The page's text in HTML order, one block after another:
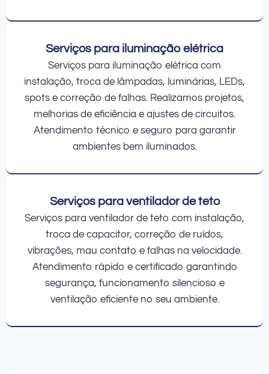
Serviços para iluminação elétrica
Serviços para iluminação elétrica com
instalação, troca de lâmpadas, luminárias, LEDs,
spots e correção de falhas. Realizamos projetos,
melhorias de eficiência e ajustes de circuitos.
Atendimento técnico e seguro para garantir
ambientes bem iluminados.
Serviços para ventilador de teto
Serviços para ventilador de teto com instalação,
troca de capacitor, correção de ruídos,
vibrações, mau contato e falhas na velocidade.
Atendimento rápido e certificado garantindo
segurança, funcionamento silencioso e
ventilação eficiente no seu ambiente.